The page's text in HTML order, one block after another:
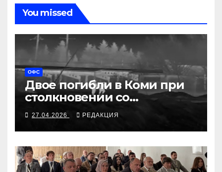
You missed
ОФС
Двое погибли в Коми при
столкновении со
спецназом ФСБ
27.04.2026 РЕДАКЦИЯ